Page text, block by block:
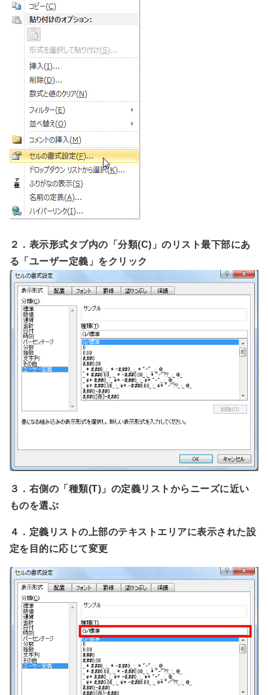
２．表示形式タブ内の「分類(C)」のリスト最下部にあ
る「ユーザー定義」をクリック
３．右側の「種類(T)」の定義リストからニーズに近い
ものを選ぶ
４．定義リストの上部のテキストエリアに表示された設
定を目的に応じて変更